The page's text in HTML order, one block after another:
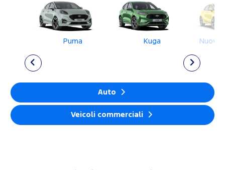
Puma Kuga Nuova
Auto
Veicoli commerciali